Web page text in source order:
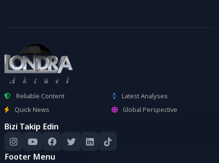
Reliable Content
Latest Analyses
Quick News
Global Perspective
Bizi Takip Edin
Footer Menu